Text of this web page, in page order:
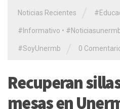
Noticias Recientes
#Informativo •
#SoyUnermb 0
Recuperan
mesas en